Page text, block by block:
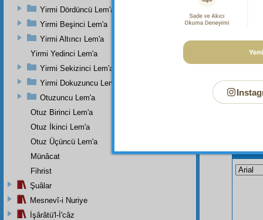
Yirmi Dördüncü Lem'a
Yirmi Beşinci Lem'a
Yirmi Altıncı Lem'a
Yirmi Yedinci Lem'a
Yirmi Sekizinci Lem'a
Yirmi Dokuzuncu Lem'a
Otuzuncu Lem'a
Otuz Birinci Lem'a
Otuz İkinci Lem'a
Otuz Üçüncü Lem'a
Münâcat
Fihrist
Şuâlar
Mesnevî-i Nuriye
İşârâtü'l-İ'câz